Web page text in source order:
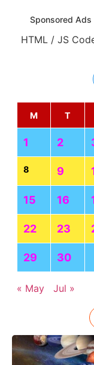
Sponsored Ads
HTML / JS
M
T
1 2
8 9
15 16
22 23
29 30
« May Jul »